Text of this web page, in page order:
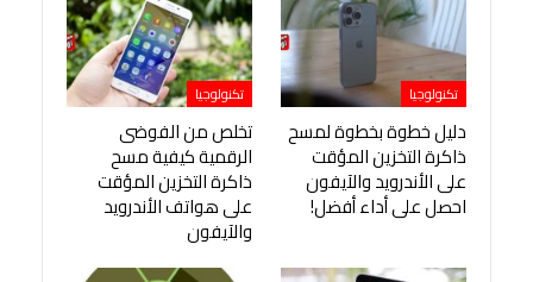
تكنولوجيا
دليل خطوة بخطوة لمسح
ذاكرة التخزين المؤقت
على الأندرويد والآيفون
احصل على أداء أفضل!
تكنولوجيا
تخلص من الفوضى
الرقمية كيفية مسح
ذاكرة التخزين المؤقت
على هواتف الأندرويد
والآيفون